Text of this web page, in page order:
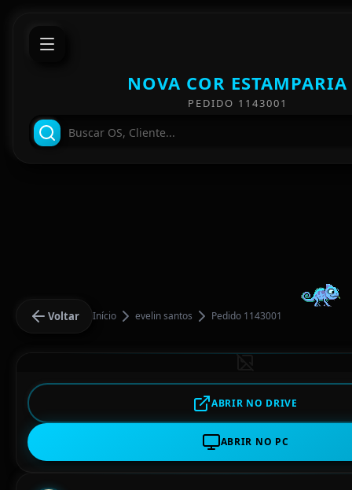
NOVA COR ESTAMPARIA
PEDIDO 1143001
Voltar Início evelin santos Pedido 1143001
ABRIR NO DRIVE
ABRIR NO PC